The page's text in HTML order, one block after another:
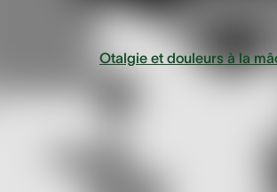
Otalgie et douleurs à la
Causes
maux d’oreille